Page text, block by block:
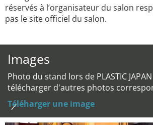
réservés à l’organisateur du salon
pas le site officiel du salon.
Images
Photo du stand lors de PLASTIC
télécharger d'autres photos
Téléharger une image